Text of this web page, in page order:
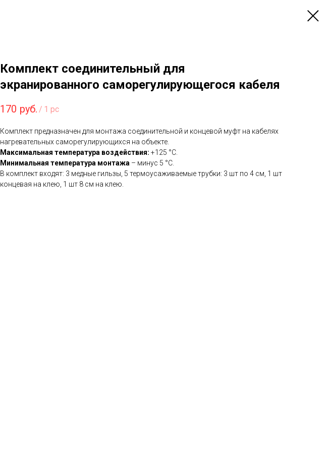
Комплект соединительный для
экранированного саморегулирующегося кабеля
170 руб. / 1 pc
Комплект предназначен для монтажа соединительной и концевой муфт на кабелях
нагревательных саморегулирующихся на объекте.
Максимальная температура воздействия: +125 °С.
Минимальная температура монтажа – минус 5 °С.
В комплект входят: 3 медные гильзы, 5 термоусаживаемые трубки: 3 шт по 4 см, 1 шт
концевая на клею, 1 шт 8 см на клею.